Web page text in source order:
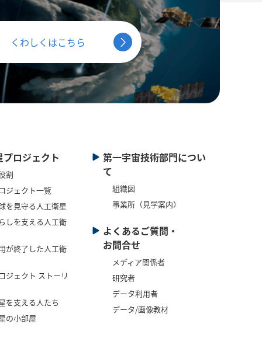
くわしくはこちら
ロジェクト
割
ジェクト一覧
見守る人工衛星
を支える人工衛
終了した人工衛
ジェクト ストーリ
支える人たち
小部屋
第一宇宙技術部門につい
て
組織図
事業所（見学案内）
よくあるご質問・
お問合せ
メディア関係者
研究者
データ利用者
データ/画像教材